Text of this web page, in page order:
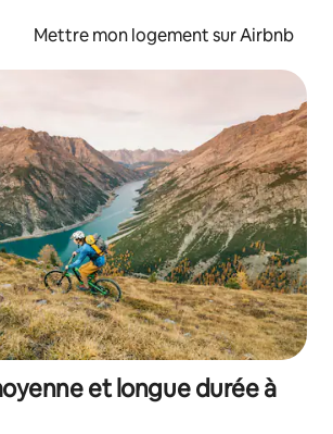
Mettre mon logement sur Airbnb
et longue durée à